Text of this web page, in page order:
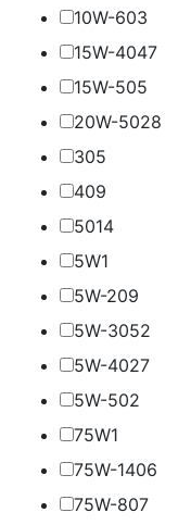
10W-603
15W-4047
15W-505
20W-5028
305
409
5014
5W1
5W-209
5W-3052
5W-4027
5W-502
75W1
75W-1406
75W-807